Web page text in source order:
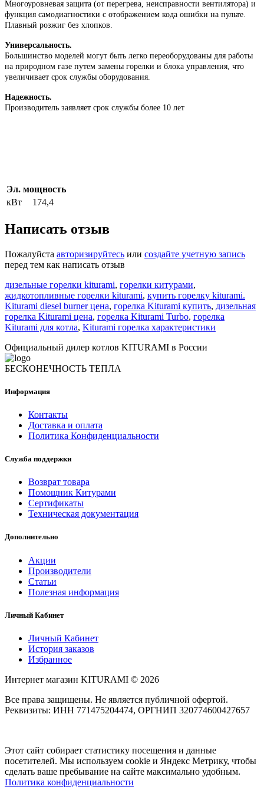
Многоуровневая защита (от перегрева, неисправности вентилятора) и
функция самодиагностики с отображением кода ошибки на пульте.
Плавный розжиг без хлопков.
Универсальность.
Большинство моделей могут быть легко переоборудованы для работы
на природном газе путем замены горелки и блока управления, что
увеличивает срок службы оборудования.
Надежность.
Производитель заявляет срок службы более 10 лет
Эл. мощность
кВт
174,4
Написать отзыв
Пожалуйста авторизируйтесь или создайте учетную запись
перед тем как написать отзыв
дизельные горелки kiturami, горелки китурами,
жидкотопливные горелки kiturami, купить горелку kiturami.
Kiturami diesel burner цена, горелка Kiturami купить, дизельная
горелка Kiturami цена, горелка Kiturami Turbo, горелка
Kiturami для котла, Kiturami горелка характеристики
Официальный дилер котлов KITURAMI в России
БЕСКОНЕЧНОСТЬ ТЕПЛА
Информация
Контакты
Доставка и оплата
Политика Конфиденциальности
Служба поддержки
Возврат товара
Помощник Китурами
Сертификаты
Техническая документация
Дополнительно
Акции
Производители
Статьи
Полезная информация
Личный Кабинет
Личный Кабинет
История заказов
Избранное
Интернет магазин KITURAMI © 2026
Все права защищены. Не является публичной офертой.
Реквизиты: ИНН 771475204474, ОРГНИП 320774600427657
Этот сайт собирает статистику посещения и данные
посетителей. Мы используем cookie и Яндекс Метрику, чтобы
сделать ваше пребывание на сайте максимально удобным.
Политика конфиденциальности